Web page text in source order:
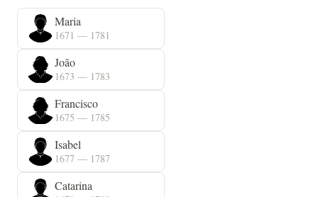
Maria
1671 — 1781
João
1673 — 1783
Francisco
1675 — 1785
Isabel
1677 — 1787
Catarina